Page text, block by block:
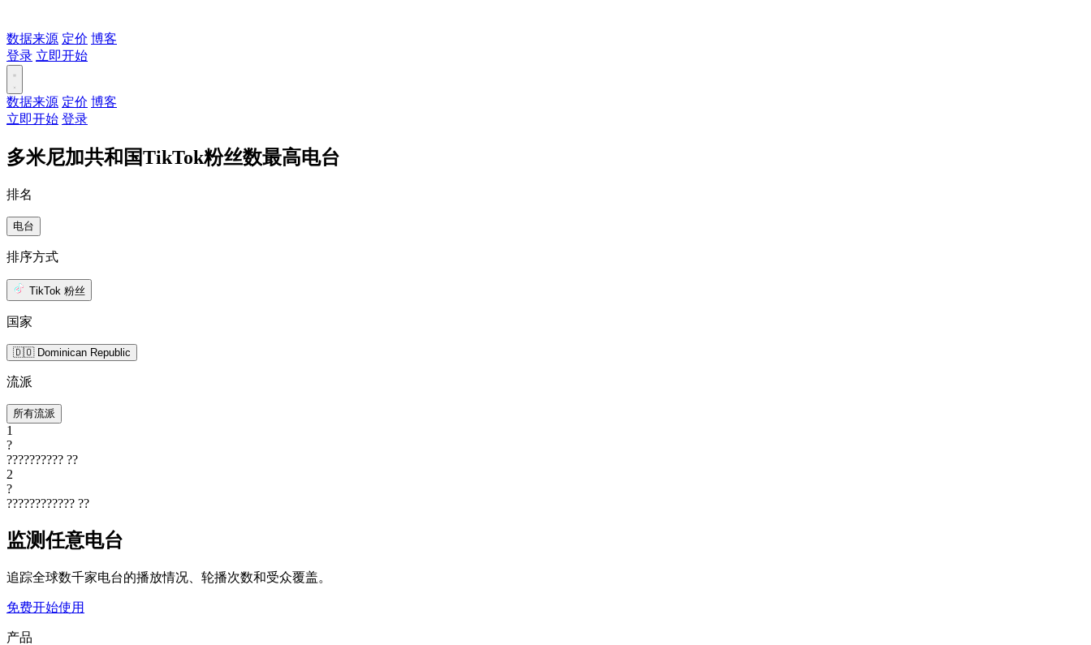
数据来源 定价 博客
登录 立即开始
数据来源 定价 博客
立即开始 登录
多米尼加共和国TikTok粉丝数最高电台
排名
电台
排序方式
TikTok 粉丝
国家
🇩🇴 Dominican Republic
流派
所有流派
1
?
?????????? ??
2
?
???????????? ??
监测任意电台
追踪全球数千家电台的播放情况、轮播次数和受众覆盖。
免费开始使用
产品